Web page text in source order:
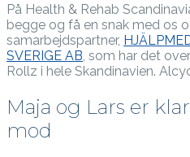
På Health & Rehab
begge og få en snak med os
samarbejdspartner,
SVERIGE AB, som har det
Rollz i hele Skandinavien.
Maja og Lars er
mod